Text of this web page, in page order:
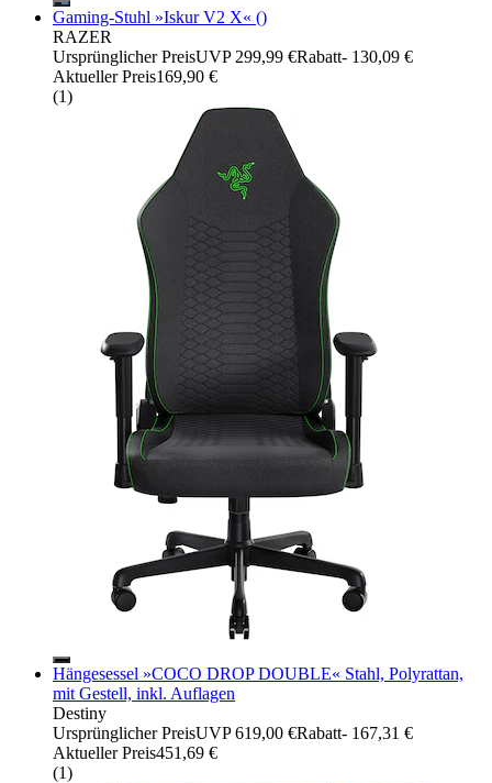
Gaming-Stuhl »Iskur V2 X« ()
RAZER
Ursprünglicher PreisUVP 299,99 €Rabatt- 130,09 €
Aktueller Preis169,90 €
(1)
Hängesessel »COCO DROP DOUBLE« Stahl, Polyrattan,
mit Gestell, inkl. Auflagen
Destiny
Ursprünglicher PreisUVP 619,00 €Rabatt- 167,31 €
Aktueller Preis451,69 €
(1)